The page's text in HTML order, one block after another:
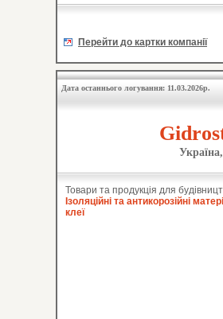
Перейти до картки компанії
Дата останнього логування: 11.03.2026р.
Товари та продукція для
Ізоляційні та антикорозійні
клеї